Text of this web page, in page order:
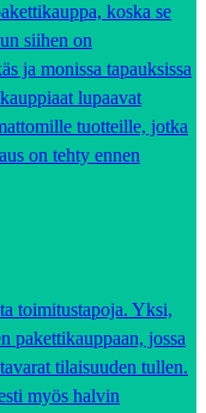
koska se
siihen on
ja monissa tapauksissa
lupaavat
tuotteille, jotka
on tehty ennen
toimitustapoja. Yksi,
pakettikauppaan, jossa
tilaisuuden tullen.
myös halvin